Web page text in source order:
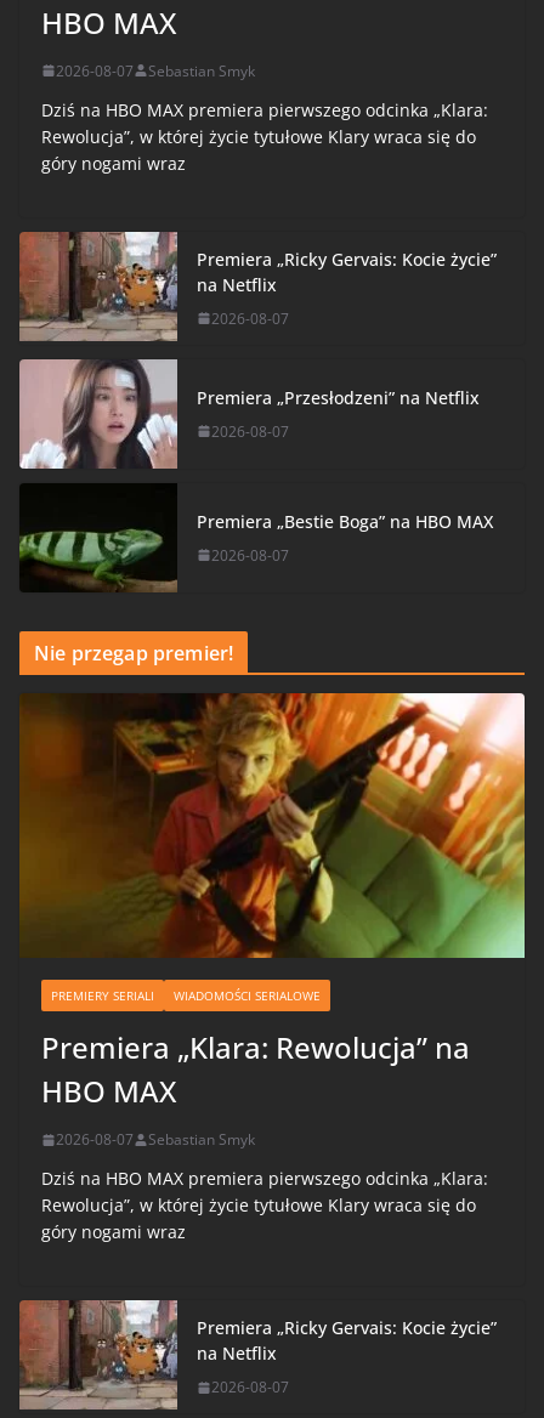
HBO MAX
2026-08-07 Sebastian Smyk
Dziś na HBO MAX premiera pierwszego odcinka „Klara:
Rewolucja”, w której życie tytułowe Klary wraca się do
góry nogami wraz
Premiera „Ricky Gervais: Kocie życie”
na Netflix
2026-08-07
Premiera „Przesłodzeni” na Netflix
2026-08-07
Premiera „Bestie Boga” na HBO MAX
2026-08-07
Nie przegap premier!
PREMIERY SERIALI WIADOMOŚCI SERIALOWE
Premiera „Klara: Rewolucja” na
HBO MAX
2026-08-07 Sebastian Smyk
Dziś na HBO MAX premiera pierwszego odcinka „Klara:
Rewolucja”, w której życie tytułowe Klary wraca się do
góry nogami wraz
Premiera „Ricky Gervais: Kocie życie”
na Netflix
2026-08-07